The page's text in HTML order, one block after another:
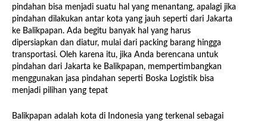
pindahan bisa menjadi suatu hal yang menantang, apalagi jika
pindahan dilakukan antar kota yang jauh seperti dari Jakarta
ke Balikpapan. Ada begitu banyak hal yang harus
dipersiapkan dan diatur, mulai dari packing barang hingga
transportasi. Oleh karena itu, jika Anda berencana untuk
pindahan dari Jakarta ke Balikpapan, mempertimbangkan
menggunakan jasa pindahan seperti Boska Logistik bisa
menjadi pilihan yang tepat
Balikpapan adalah kota di Indonesia yang terkenal sebagai